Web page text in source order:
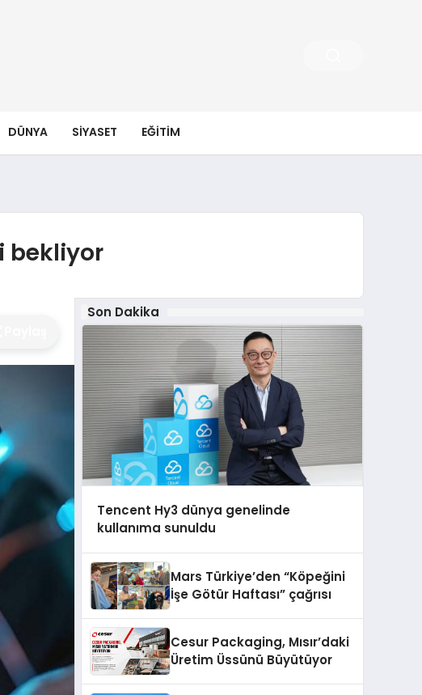
DÜNYA SIYASET EĞITIM
bekliyor
Son Dakika
Tencent Hy3 dünya genelinde
kullanıma sunuldu
Mars Türkiye’den “Köpeğini
İşe Götür Haftası” çağrısı
Cesur Packaging, Mısır’daki
Üretim Üssünü Büyütüyor